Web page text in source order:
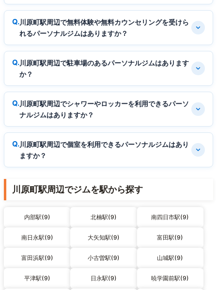
川原町駅周辺で無料体験や無料カウンセリングを受けら
れるパーソナルジムはありますか？
川原町駅周辺で駐車場のあるパーソナルジムはあります
か？
川原町駅周辺でシャワーやロッカーを利用できるパーソ
ナルジムはありますか？
川原町駅周辺で個室を利用できるパーソナルジムはあり
ますか？
川原町駅周辺でジムを駅から探す
内部駅(9) 北楠駅(9) 南四日市駅(9)
南日永駅(9) 大矢知駅(9) 富田駅(9)
富田浜駅(9) 小古曽駅(9) 山城駅(9)
平津駅(9) 日永駅(9) 暁学園前駅(9)